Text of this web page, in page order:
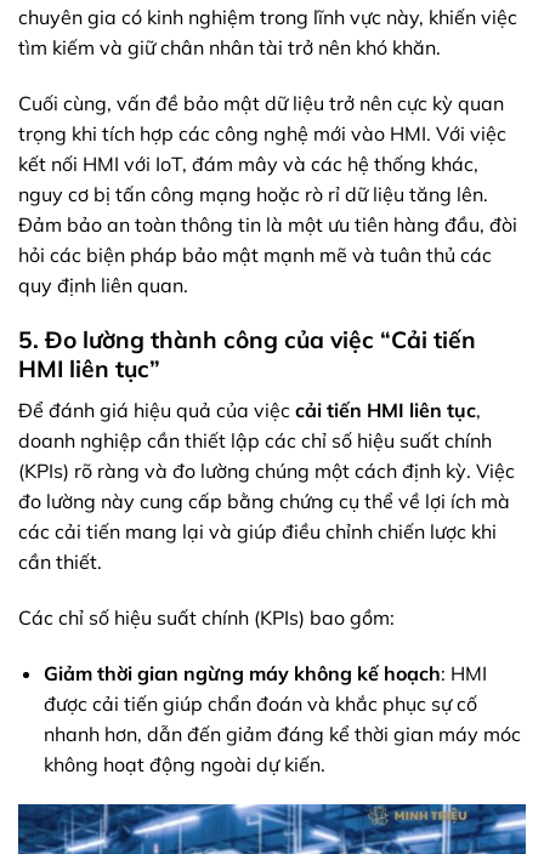
chuyên gia có kinh nghiệm trong lĩnh vực này, khiến việc
tìm kiếm và giữ chân nhân tài trở nên khó khăn.
Cuối cùng, vấn đề bảo mật dữ liệu trở nên cực kỳ quan
trọng khi tích hợp các công nghệ mới vào HMI. Với việc
kết nối HMI với IoT, đám mây và các hệ thống khác,
nguy cơ bị tấn công mạng hoặc rò rỉ dữ liệu tăng lên.
Đảm bảo an toàn thông tin là một ưu tiên hàng đầu, đòi
hỏi các biện pháp bảo mật mạnh mẽ và tuân thủ các
quy định liên quan.
5. Đo lường thành công của việc “Cải tiến
HMI liên tục”
Để đánh giá hiệu quả của việc cải tiến HMI liên tục,
doanh nghiệp cần thiết lập các chỉ số hiệu suất chính
(KPIs) rõ ràng và đo lường chúng một cách định kỳ. Việc
đo lường này cung cấp bằng chứng cụ thể về lợi ích mà
các cải tiến mang lại và giúp điều chỉnh chiến lược khi
cần thiết.
Các chỉ số hiệu suất chính (KPIs) bao gồm:
Giảm thời gian ngừng máy không kế hoạch: HMI
được cải tiến giúp chẩn đoán và khắc phục sự cố
nhanh hơn, dẫn đến giảm đáng kể thời gian máy móc
không hoạt động ngoài dự kiến.